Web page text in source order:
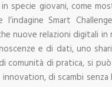
specie giovani, come
l’indagine Smart
nuove relazioni digitali in
e di dati, uno
comunità di pratica, si
di scambi senza